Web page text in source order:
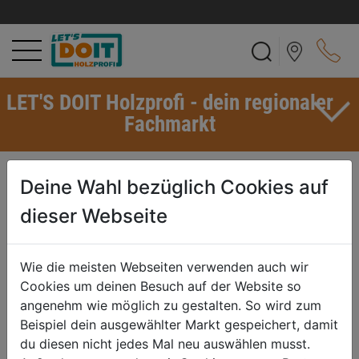
LET'S DOIT Holzprofi - dein regionaler
Fachmarkt
MAHAGONI
Farbe und Glanz dieses Holzes kommen erst nach einer
Oberflächenbehandlung voll zur Wirkung, von einer „rohen“
Verwendung ist daher abzusehen. Aufgrund der ausgezeichneten
Verarbeitungseigenschaften, der Witterungsfestigkeit und des
vorzüglichen Stehvermögens ist Amerikanisches Mahagoni gut als
Massivholz einsetzbar, besonders dort, wo Maßhaltigkeit
ausschlaggebend ist: für Rahmenkonstruktionen oder Profilbretter.
Deine Wahl bezüglich Cookies auf
dieser Webseite
Wie die meisten Webseiten verwenden auch wir
Cookies um deinen Besuch auf der Website so
angenehm wie möglich zu gestalten. So wird zum
Beispiel dein ausgewählter Markt gespeichert, damit
du diesen nicht jedes Mal neu auswählen musst.